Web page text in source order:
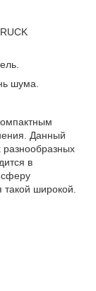
шума.
Данный
в
сферу
широкой.